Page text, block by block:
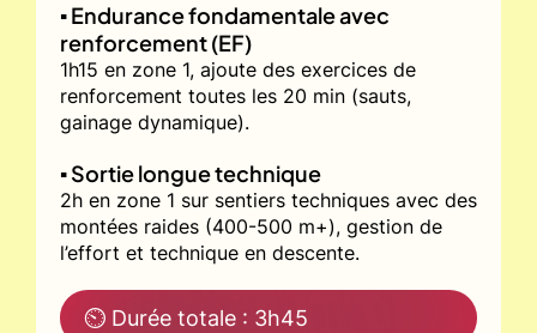
▪️ Endurance fondamentale avec
renforcement (EF)
1h15 en zone 1, ajoute des exercices de
renforcement toutes les 20 min (sauts,
gainage dynamique).
▪️ Sortie longue technique
2h en zone 1 sur sentiers techniques avec des
montées raides (400-500 m+), gestion de
l’effort et technique en descente.
⏲ Durée totale : 3h45